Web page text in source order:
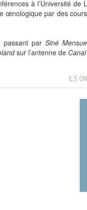
à l’Université
œnologique par des
passant par Siné
sur l’antenne de
ILS